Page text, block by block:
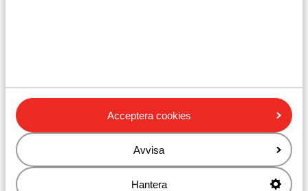
Acceptera cookies
Avvisa
Hantera
Vaccination:
För aktuell information om vaccinationer, besök din
lokala vårdcentral eller vaccinationcentral.